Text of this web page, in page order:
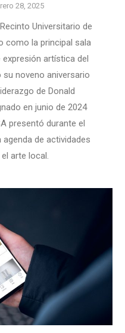
28, 2025
Universitario de
como la principal sala
artística del
noveno aniversario
de Donald
en junio de 2024
presentó durante el
de actividades
arte local.